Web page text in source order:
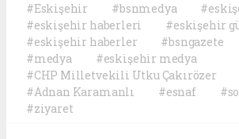
#Eskişehir #bsnmedya
#eskişehir haberleri
#eskişehir
#eskişehir haberler
#bsngazete
#medya
#eskişehir medya
#CHP Milletvekili Utku Çakırözer
#Adnan Karamanlı
#esnaf
#ziyaret